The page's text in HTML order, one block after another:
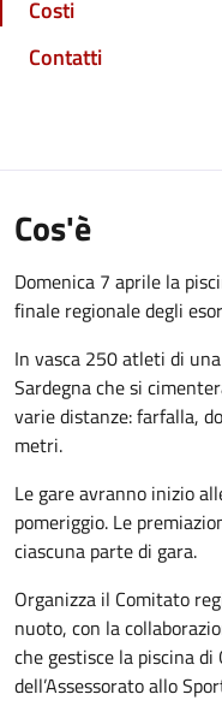
Costi
Contatti
Cos'è
Domenica 7 aprile la
finale regionale degli
In vasca 250 atleti di
Sardegna che si
varie distanze: farfalla,
metri.
Le gare avranno inizio
pomeriggio. Le
ciascuna parte di gara.
Organizza il Comitato
nuoto, con la
che gestisce la piscina
dell’Assessorato allo